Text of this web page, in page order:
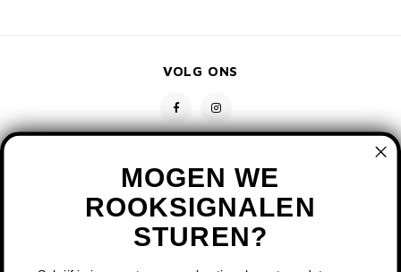
VOLG ONS
MOGEN WE
ROOKSIGNALEN
STUREN?